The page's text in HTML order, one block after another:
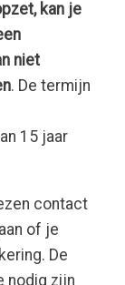
kan je
niet
. De termijn
15 jaar
contact
of je
De
nodig zijn